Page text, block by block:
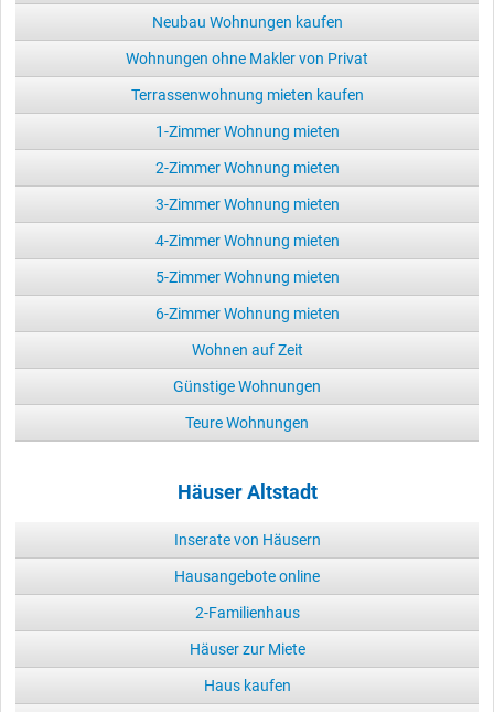
Neubau Wohnungen kaufen
Wohnungen ohne Makler von Privat
Terrassenwohnung mieten kaufen
1-Zimmer Wohnung mieten
2-Zimmer Wohnung mieten
3-Zimmer Wohnung mieten
4-Zimmer Wohnung mieten
5-Zimmer Wohnung mieten
6-Zimmer Wohnung mieten
Wohnen auf Zeit
Günstige Wohnungen
Teure Wohnungen
Häuser Altstadt
Inserate von Häusern
Hausangebote online
2-Familienhaus
Häuser zur Miete
Haus kaufen